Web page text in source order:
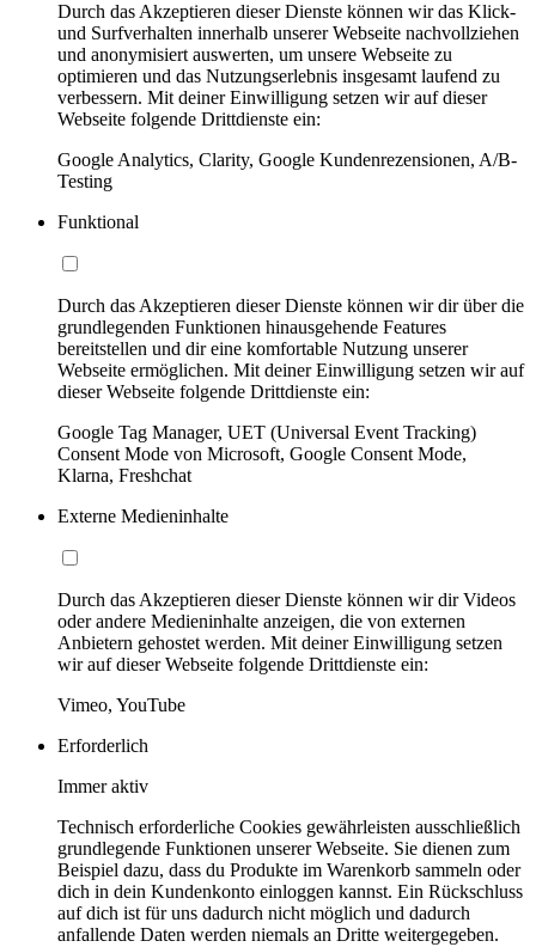
Durch das Akzeptieren dieser Dienste können wir das Klick-
und Surfverhalten innerhalb unserer Webseite nachvollziehen
und anonymisiert auswerten, um unsere Webseite zu
optimieren und das Nutzungserlebnis insgesamt laufend zu
verbessern. Mit deiner Einwilligung setzen wir auf dieser
Webseite folgende Drittdienste ein:
Google Analytics, Clarity, Google Kundenrezensionen, A/B-
Testing
Funktional
Durch das Akzeptieren dieser Dienste können wir dir über die
grundlegenden Funktionen hinausgehende Features
bereitstellen und dir eine komfortable Nutzung unserer
Webseite ermöglichen. Mit deiner Einwilligung setzen wir auf
dieser Webseite folgende Drittdienste ein:
Google Tag Manager, UET (Universal Event Tracking)
Consent Mode von Microsoft, Google Consent Mode,
Klarna, Freshchat
Externe Medieninhalte
Durch das Akzeptieren dieser Dienste können wir dir Videos
oder andere Medieninhalte anzeigen, die von externen
Anbietern gehostet werden. Mit deiner Einwilligung setzen
wir auf dieser Webseite folgende Drittdienste ein:
Vimeo, YouTube
Erforderlich
Immer aktiv
Technisch erforderliche Cookies gewährleisten ausschließlich
grundlegende Funktionen unserer Webseite. Sie dienen zum
Beispiel dazu, dass du Produkte im Warenkorb sammeln oder
dich in dein Kundenkonto einloggen kannst. Ein Rückschluss
auf dich ist für uns dadurch nicht möglich und dadurch
anfallende Daten werden niemals an Dritte weitergegeben.